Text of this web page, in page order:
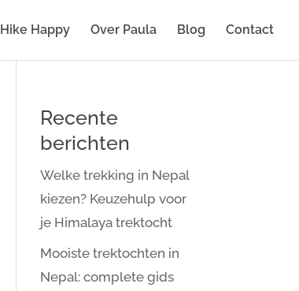
Hike Happy Over Paula Blog Contact
Recente
berichten
Welke trekking in Nepal
kiezen? Keuzehulp voor
je Himalaya trektocht
Mooiste trektochten in
Nepal: complete gids